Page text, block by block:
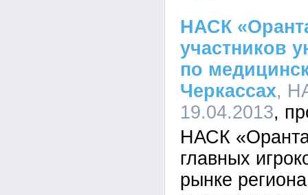
НАСК
участников
по
Черкассах,
19.04.2013
НАСК
главных
рынке